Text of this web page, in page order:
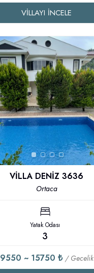
VILLAYI İNCELE
VİLLA DENİZ 3636
Ortaca
Yatak Odası
3
9550 ~ 15750 ₺ / Gecelik